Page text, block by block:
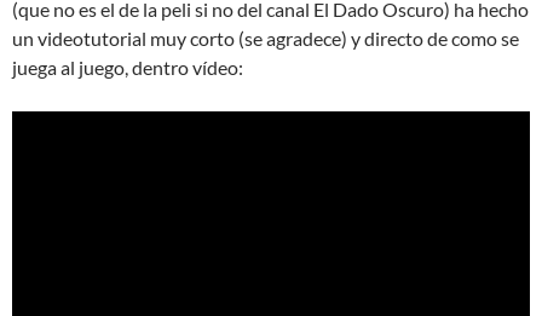
(que no es el de la peli si no del canal El Dado Oscuro) ha hecho
un videotutorial muy corto (se agradece) y directo de como se
juega al juego, dentro vídeo: